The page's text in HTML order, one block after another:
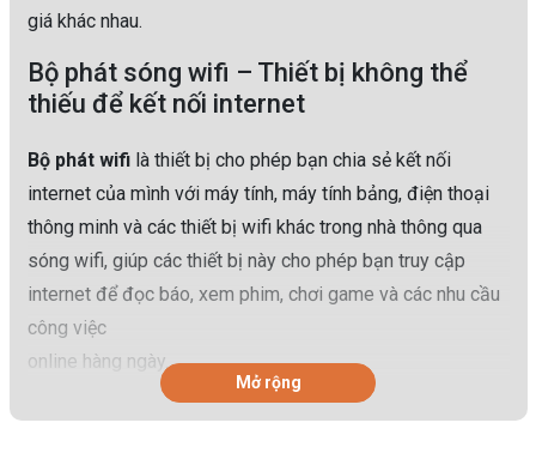
giá khác nhau.
Bộ phát sóng wifi – Thiết bị không thể
thiếu để kết nối internet
Bộ phát wifilà thiết bị cho phép bạn chia sẻ kết nối
internet của mình với máy tính, máy tính bảng, điện thoại
thông minh và các thiết bị wifi khác trong nhà thông qua
sóng wifi, giúp các thiết bị này cho phép bạn truy cập
internet để đọc báo, xem phim, chơi game và các nhu cầu
công việc
online hàng ngày.
Mở rộng